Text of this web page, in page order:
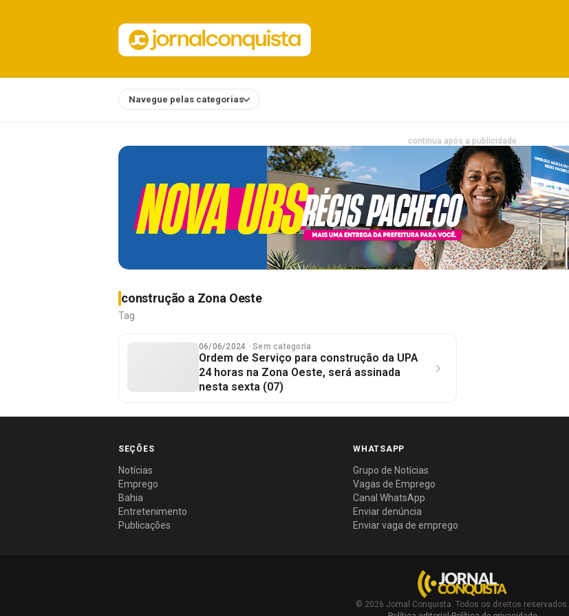
Navegue pelas categorias
continua após a publicidade
construção a Zona Oeste
Tag
06/06/2024 · Sem categoria
Ordem de Serviço para construção da UPA
24 horas na Zona Oeste, será assinada
nesta sexta (07)
SEÇÕES
Notícias
Emprego
Bahia
Entretenimento
Publicações
WHATSAPP
Grupo de Notícias
Vagas de Emprego
Canal WhatsApp
Enviar denúncia
Enviar vaga de emprego
© 2026 Jornal Conquista. Todos os direitos reservados.